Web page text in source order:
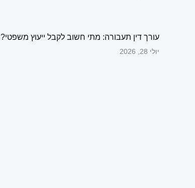
עורך דין תעבורה: מתי חשוב לקבל ייעוץ משפטי?
יולי 28, 2026